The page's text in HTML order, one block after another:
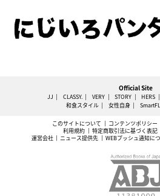
Official Site
JJ CLASSY. VERY STORY HERS
和食スタイル
女性自身
このサイトについて コンテンツポリシー
利用規約
特定商取引法に基づく表記
運営会社
ニュース提供先 WEBプッシュ通知に